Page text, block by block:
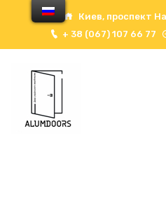
Киев, проспект
+ 38 (067) 107 66 77